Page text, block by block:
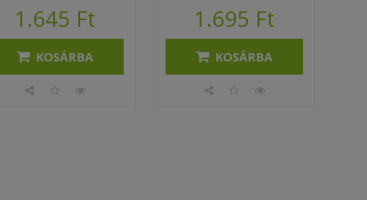
1.645 Ft
KOSÁRBA
1.695 Ft
KOSÁRBA